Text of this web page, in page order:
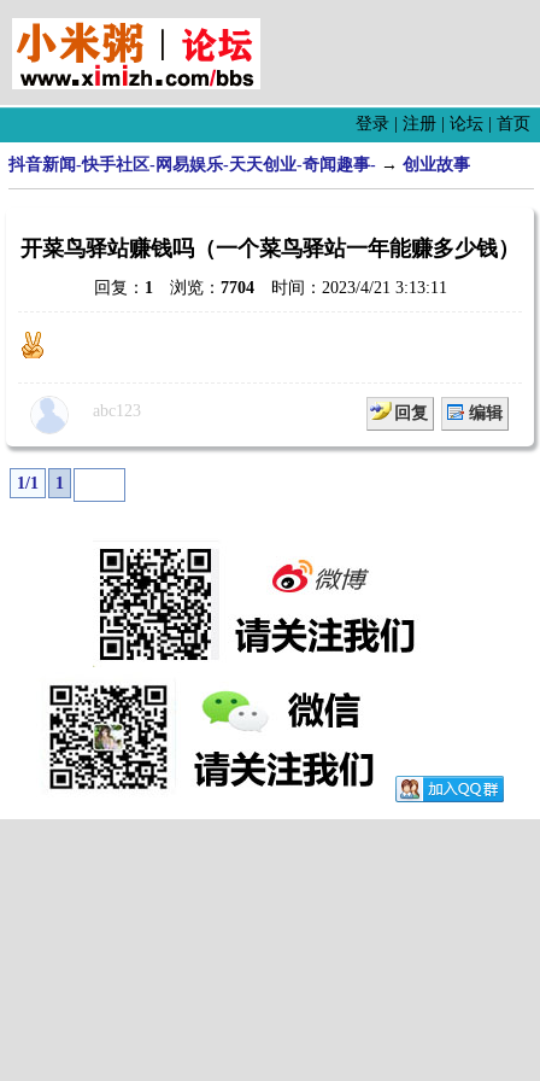
登录 注册 论坛 首页
抖音新闻-快手社区-网易娱乐-天天创业-奇闻趣事- → 创业故事
开菜鸟驿站赚钱吗（一个菜鸟驿站一年能赚多少钱）
回复： 1浏览： 7704时间：2023/4/21 3:13:11
abc123 回复 编辑
1/1 1